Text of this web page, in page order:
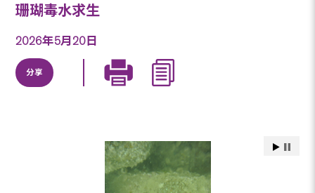
珊瑚毒水求生
2026年5月20日
分享